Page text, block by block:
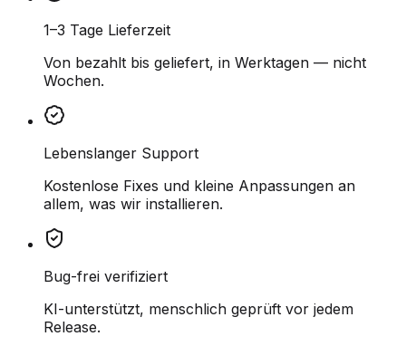
1–3 Tage Lieferzeit
Von bezahlt bis geliefert, in Werktagen — nicht
Wochen.
Lebenslanger Support
Kostenlose Fixes und kleine Anpassungen an
allem, was wir installieren.
Bug-frei verifiziert
KI-unterstützt, menschlich geprüft vor jedem
Release.